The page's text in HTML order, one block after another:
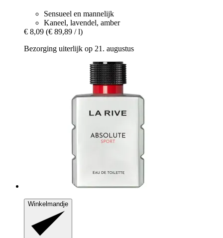
Sensueel en mannelijk
Kaneel, lavendel, amber
€ 8,09 (€ 89,89 / l)
Bezorging uiterlijk op 21. augustus
Winkelmandje